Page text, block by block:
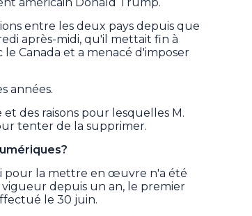
entre les deux pays depuis que
après-midi, qu'il mettait fin à
Canada et a menacé d'imposer
années.
des raisons pour lesquelles M.
tenter de la supprimer.
pour la mettre en œuvre n'a été
depuis un an, le premier
le 30 juin.